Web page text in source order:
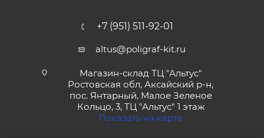
+7 (951) 511-92-01
altus@poligraf-kit.ru
Магазин-склад ТЦ "Альтус"
Ростовская обл, Аксайский р-н,
пос. Янтарный, Малое Зеленое
Кольцо, 3, ТЦ "Альтус" 1 этаж
Показать на карте